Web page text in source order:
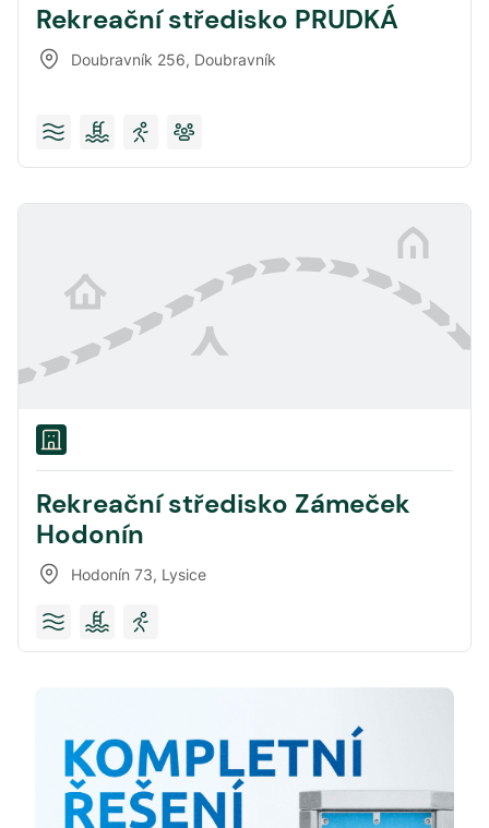
Rekreační středisko PRUDKÁ
Doubravník 256, Doubravník
Rekreační středisko Zámeček
Hodonín
Hodonín 73, Lysice